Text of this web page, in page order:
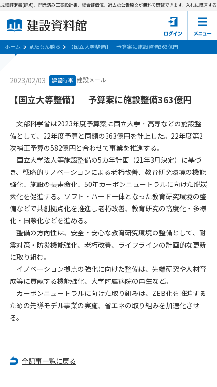
建設資料館とは
会員登録について
サポーター会員一覧
会員規約
評定書(評点)、開示済み工事設計書、総合評価値、過去の公告原文が無料で閲覧できます。入札に関連する
ホーム 見たもん勝ち 【国立大等整備】 予算案に施設整備363億円
2023/02/03 建設時事 建設メール
【国立大等整備】 予算案に施設整備363億円
文部科学省は2023年度予算案に国立大学・高専などの施設整
備として、22年度予算と同額の363億円を計上した。22年度第2
次補正予算の582億円と合わせて事業を推進する。
国立大学法人等施設整備の5カ年計画（21年3月決定）に基づ
き、戦略的リノベーションによる老朽改善、教育研究環境の機能
強化、施設の長寿命化、50年カーボンニュートラルに向けた脱炭
素化を促進する。ソフト・ハード一体となった教育研究環境の整
備などで共創拠点化を推進し老朽改善、教育研究の高度化・多様
化・国際化などを進める。
整備の方向性は、安全・安心な教育研究環境の整備として、耐
震対策・防災機能強化、老朽改善、ライフラインの計画的な更新
に取り組む。
イノベーション拠点の強化に向けた整備は、先端研究や人材育
成等に貢献する機能強化、大学附属病院の再生など。
カーボンニュートラルに向けた取り組みは、ZEB化を推進する
ための先導モデル事業の実施、省エネの取り組みを加速化させ
る。
全記事一覧に戻る
パスワードの再発行
1. 本規約は、建設資料館が提供するサポーター会あ本員、無料
会員サービスの利用条件等について定めるものです。
2. 管理者が建設資料館WEB上で随時掲載するルールは本規約の
一部を構成するものとします。
第2条（規約の変更）
本規約は、会員の了承を得ることなく、随時変更されることが
あります。変更内容は、建設資料館WEB上に表示した時点で直
ちに全ての会員が了承したものとみなします。
第4条（会員審査および資格の取り消し）
会員とは、本規約を承諾の上、所定の会員申込手続きを完了
後、管理者がこれを承認した者をいいます。
第4条（会員の定義と登録）
1. 管理者は前条により審査の結果、会員申込みをした者が以下
の何れかの項目に該当することがわかった場合、その者の会
(4) 会員申込者が管理者所定の手続き通りに会員申込手続き処